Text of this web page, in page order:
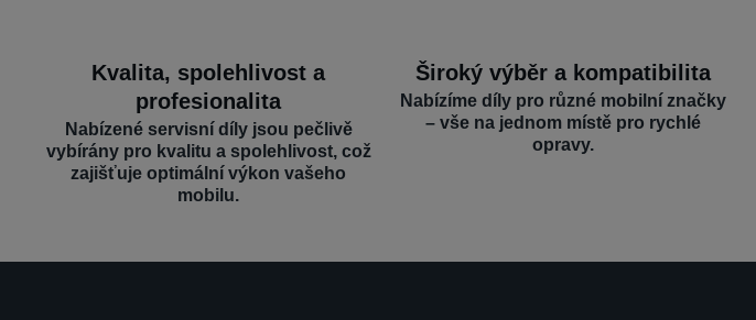
Kvalita, spolehlivost a
profesionalita
Nabízené servisní díly jsou pečlivě
vybírány pro kvalitu a spolehlivost, což
zajišťuje optimální výkon vašeho
mobilu.
Široký výběr a kompatibilita
Nabízíme díly pro různé mobilní značky
– vše na jednom místě pro rychlé
opravy.